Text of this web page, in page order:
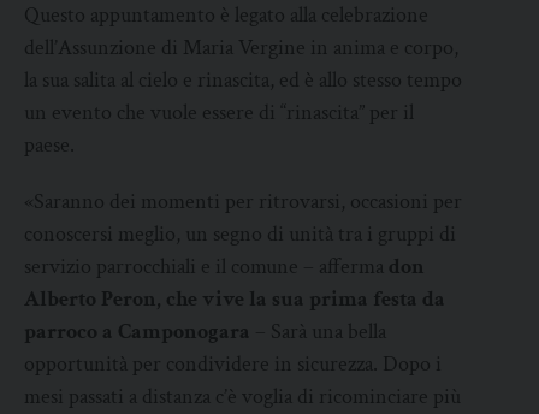
Questo appuntamento è legato alla celebrazione
dell’Assunzione di Maria Vergine in anima e corpo,
la sua salita al cielo e rinascita, ed è allo stesso tempo
un evento che vuole essere di “rinascita” per il
paese.
«Saranno dei momenti per ritrovarsi, occasioni per
conoscersi meglio, un segno di unità tra i gruppi di
servizio parrocchiali e il comune – afferma don
Alberto Peron, che vive la sua prima festa da
parroco a Camponogara – Sarà una bella
opportunità per condividere in sicurezza. Dopo i
mesi passati a distanza c’è voglia di ricominciare più